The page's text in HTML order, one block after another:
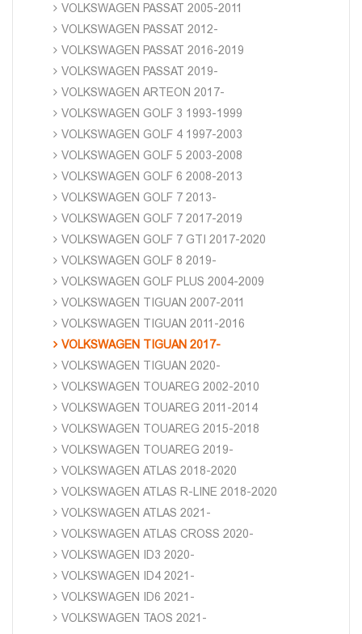
VOLKSWAGEN PASSAT 2005-2011
VOLKSWAGEN PASSAT 2012-
VOLKSWAGEN PASSAT 2016-2019
VOLKSWAGEN PASSAT 2019-
VOLKSWAGEN ARTEON 2017-
VOLKSWAGEN GOLF 3 1993-1999
VOLKSWAGEN GOLF 4 1997-2003
VOLKSWAGEN GOLF 5 2003-2008
VOLKSWAGEN GOLF 6 2008-2013
VOLKSWAGEN GOLF 7 2013-
VOLKSWAGEN GOLF 7 2017-2019
VOLKSWAGEN GOLF 7 GTI 2017-2020
VOLKSWAGEN GOLF 8 2019-
VOLKSWAGEN GOLF PLUS 2004-2009
VOLKSWAGEN TIGUAN 2007-2011
VOLKSWAGEN TIGUAN 2011-2016
VOLKSWAGEN TIGUAN 2017-
VOLKSWAGEN TIGUAN 2020-
VOLKSWAGEN TOUAREG 2002-2010
VOLKSWAGEN TOUAREG 2011-2014
VOLKSWAGEN TOUAREG 2015-2018
VOLKSWAGEN TOUAREG 2019-
VOLKSWAGEN ATLAS 2018-2020
VOLKSWAGEN ATLAS R-LINE 2018-2020
VOLKSWAGEN ATLAS 2021-
VOLKSWAGEN ATLAS CROSS 2020-
VOLKSWAGEN ID3 2020-
VOLKSWAGEN ID4 2021-
VOLKSWAGEN ID6 2021-
VOLKSWAGEN TAOS 2021-